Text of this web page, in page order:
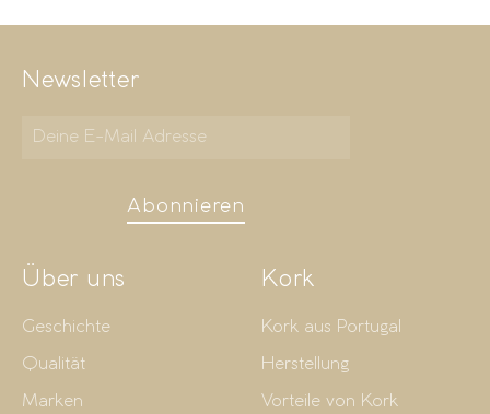
Newsletter
Abonnieren
Über uns
Geschichte
Qualität
Marken
Kork
Kork aus Portugal
Herstellung
Vorteile von Kork